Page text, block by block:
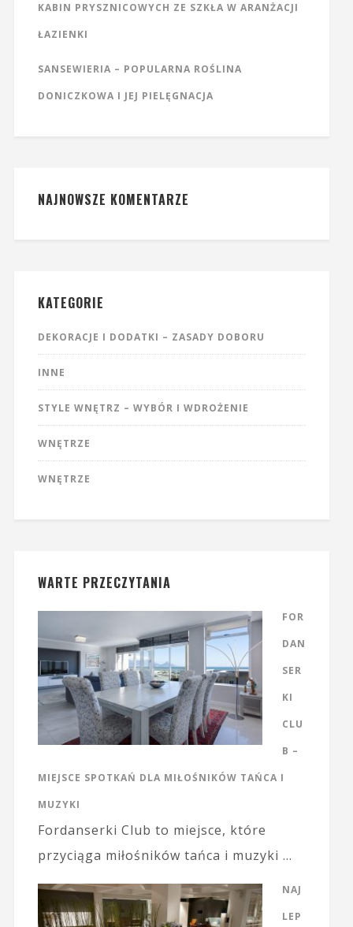
KABIN PRYSZNICOWYCH ZE SZKŁA W ARANŻACJI
ŁAZIENKI
SANSEWIERIA – POPULARNA ROŚLINA
DONICZKOWA I JEJ PIELĘGNACJA
NAJNOWSZE KOMENTARZE
KATEGORIE
DEKORACJE I DODATKI – ZASADY DOBORU
INNE
STYLE WNĘTRZ – WYBÓR I WDROŻENIE
WNĘTRZE
WNĘTRZE
WARTE PRZECZYTANIA
FOR
DAN
SER
KI
CLU
B –
MIEJSCE SPOTKAŃ DLA MIŁOŚNIKÓW TAŃCA I
MUZYKI
Fordanserki Club to miejsce, które
przyciąga miłośników tańca i muzyki …
NAJ
LEP